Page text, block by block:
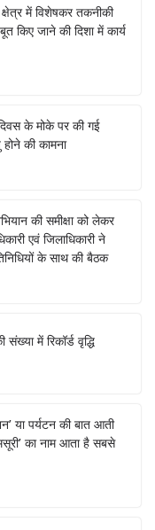
में विशेषकर तकनीकी
किए जाने की दिशा में कार्य
के मोके पर की गई
की कामना
की समीक्षा को लेकर
एवं जिलाधिकारी ने
के साथ की बैठक
में रिकॉर्ड वृद्धि
या पर्यटन की बात आती
का नाम आता है सबसे